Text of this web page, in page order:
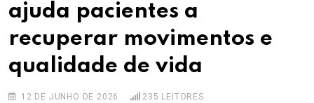
ajuda pacientes a
recuperar movimentos e
qualidade de vida
12 DE JUNHO DE 2026 235 LEITORES